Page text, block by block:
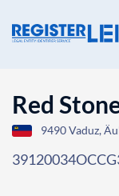
Red
9490 Vaduz,